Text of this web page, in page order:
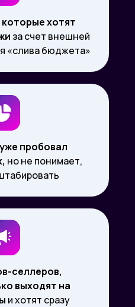
хотят
за счет внешней
«слива бюджета»
пробовал
но не понимает,
селлеров,
выходят на
и хотят сразу